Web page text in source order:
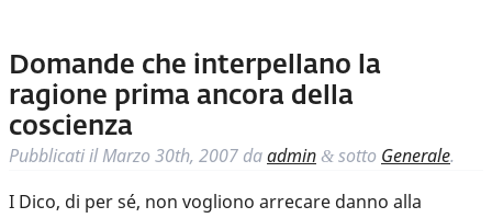
Domande che interpellano la
ragione prima ancora della
coscienza
Pubblicati ilMarzo 30th, 2007 daadmin & sotto Generale.
I Dico, di per sé, non vogliono arrecare danno alla